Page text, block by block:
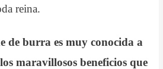
reina.
de burra es muy conocida a
maravillosos beneficios que